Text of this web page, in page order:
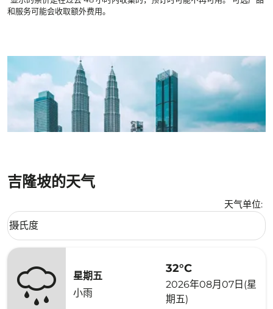
和服务可能会收取额外费用。
吉隆坡的天气
天气单位:
Weather unit option 摄氏度 Selected
摄氏度
keyboard_arrow_down
星期五
小雨
32°C
2026年08月07日(星
期五)